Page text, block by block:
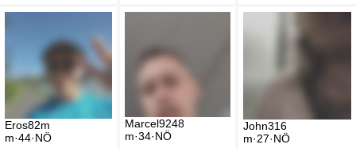
Eros82m
m·44·NÖ
Marcel9248
m·34·NÖ
John316
m·27·NÖ